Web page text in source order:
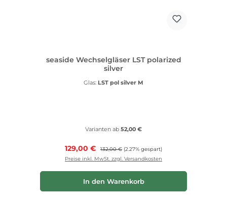
seaside Wechselgläser LST polarized
silver
Glas: LST pol silver M
Varianten ab 52,00 €
Verkaufspreis:
129,00 € Regulärer Preis:
132,00 € (2.27% gespart)
Preise inkl. MwSt. zzgl. Versandkosten
In den Warenkorb